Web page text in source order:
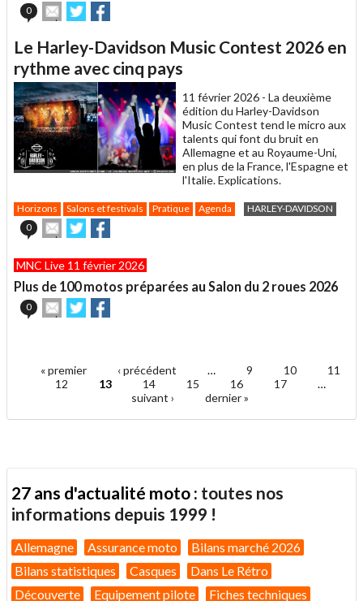
0
Envoyer
cet
à
un
ami
Partager
sur sur
Le Harley-Davidson Music Contest 2026 en
rythme avec cinq pays
11 février 2026 - La deuxième
édition du Harley-Davidson
Music Contest tend le micro aux
talents qui font du bruit en
Allemagne et au Royaume-Uni,
en plus de la France, l'Espagne et
l'Italie. Explications.
Horizons Salons et festivals Pratique Agenda
HARLEY-DAVIDSON
0
Envoyer
cet
à
un
ami
Partager
sur sur
MNC Live 11 février 2026
Plus de 100 motos préparées au Salon du 2 roues 2026
0
Envoyer
cet
ami
Partager
sur sur
Pages« premier ‹ précédent … 9 10
11
12
13 14 15 16 17
…
suivant ›
dernier »
27 ans d'actualité moto : toutes nos
informations depuis 1999 !
Allemagne Assurance moto
Bilans marché 2026
Bilans statistiques
Casques
Dans Le Rétro
Découverte
Equipement pilote Fiches techniques